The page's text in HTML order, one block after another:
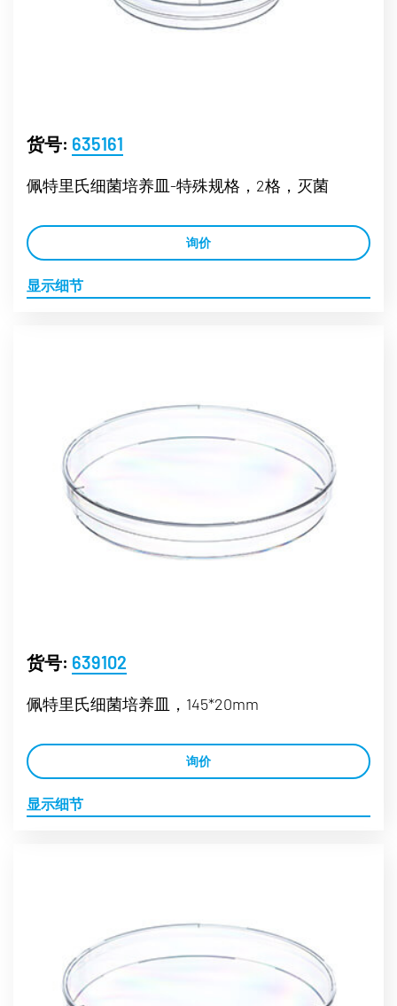
货号: 635161
佩特里氏细菌培养皿-特殊规格，2格，灭菌
询价
显示细节
货号: 639102
佩特里氏细菌培养皿，145*20mm
询价
显示细节